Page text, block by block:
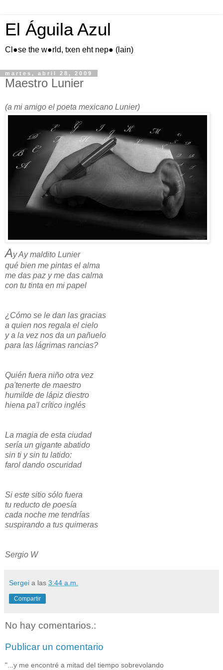
El Águila Azul
Cl●se the w●rld, txen eht nep● (lain)
martes, abril 28, 2009
Maestro Lunier
(a mi amigo el poeta mexicano Lunier)
Ay Ay maldito Lunier
qué bien me pintas el alma
me das paz y me das calma
con tu tinta en mi papel
¿Cómo se le dan las gracias
a quien nos regala el cielo
y a la vez nos da un pañuelo
para las lágrimas rancias?
Quién fuera niño otra vez
pa'tenerte de maestro
humilde de lápiz diestro
hiena pa'l crítico inglés
La magia de esta ciudad
sería un gigante abatido
sin ti y sin tu latido:
farol dando oscuridad
Si este sitio sólo fuera
tu reducto de poesía
cada noche me tendrías
suspirando a tus quimeras
Sergio W
Sergei a las 3:44 a.m.
Compartir
No hay comentarios.:
Publicar un comentario
"...y me encontré a mitad del tiempo sobrevolando